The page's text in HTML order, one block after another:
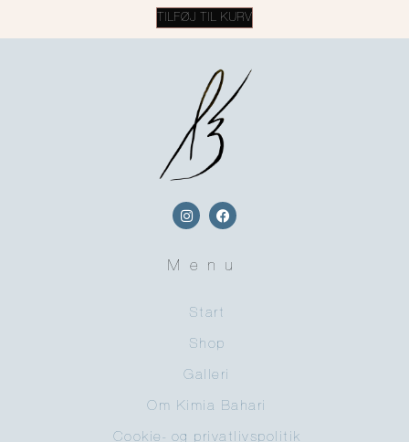
TILFØJ TIL KURV
Menu
Start
Shop
Galleri
Om Kimia Bahari
Cookie- og privatlivspolitik